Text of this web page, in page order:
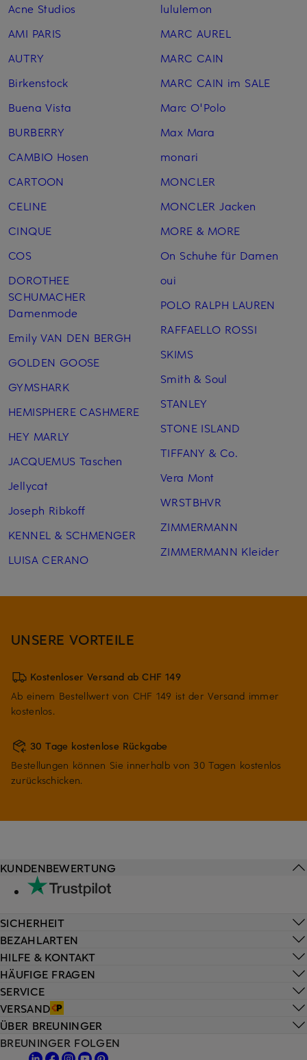
Acne Studios
AMI PARIS
AUTRY
Birkenstock
Buena Vista
BURBERRY
CAMBIO Hosen
CARTOON
CELINE
CINQUE
COS
DOROTHEE
SCHUMACHER
Damenmode
Emily VAN DEN BERGH
GOLDEN GOOSE
GYMSHARK
HEMISPHERE CASHMERE
HEY MARLY
JACQUEMUS Taschen
Jellycat
Joseph Ribkoff
KENNEL & SCHMENGER
LUISA CERANO
lululemon
MARC AUREL
MARC CAIN
MARC CAIN im SALE
Marc O'Polo
Max Mara
monari
MONCLER
MONCLER Jacken
MORE & MORE
On Schuhe für Damen
oui
POLO RALPH LAUREN
RAFFAELLO ROSSI
SKIMS
Smith & Soul
STANLEY
STONE ISLAND
TIFFANY & Co.
Vera Mont
WRSTBHVR
ZIMMERMANN
ZIMMERMANN Kleider
UNSERE VORTEILE
Kostenloser Versand ab CHF 149
Ab einem Bestellwert von CHF 149 ist der Versand immer
kostenlos.
30 Tage kostenlose Rückgabe
Bestellungen können Sie innerhalb von 30 Tagen kostenlos
zurückschicken.
HILFE & KONTAKT
HÄUFIGE FRAGEN
SERVICE
VERSAND
KUNDENBEWERTUNG
SICHERHEIT
BEZAHLARTEN
ÜBER BREUNINGER
BREUNINGER FOLGEN